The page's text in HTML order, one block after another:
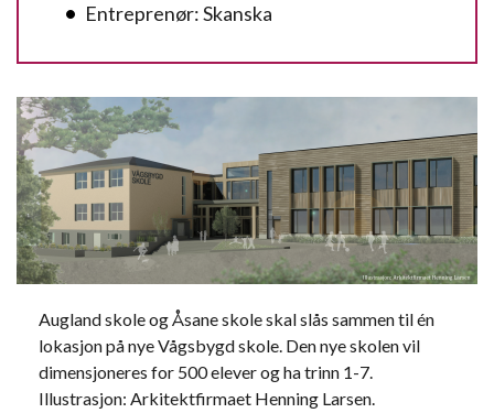
Entreprenør: Skanska
Augland skole og Åsane skole skal slås sammen til én
lokasjon på nye Vågsbygd skole. Den nye skolen vil
dimensjoneres for 500 elever og ha trinn 1-7.
Illustrasjon: Arkitektfirmaet Henning Larsen.